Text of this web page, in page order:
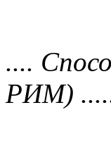
....
РИМ)